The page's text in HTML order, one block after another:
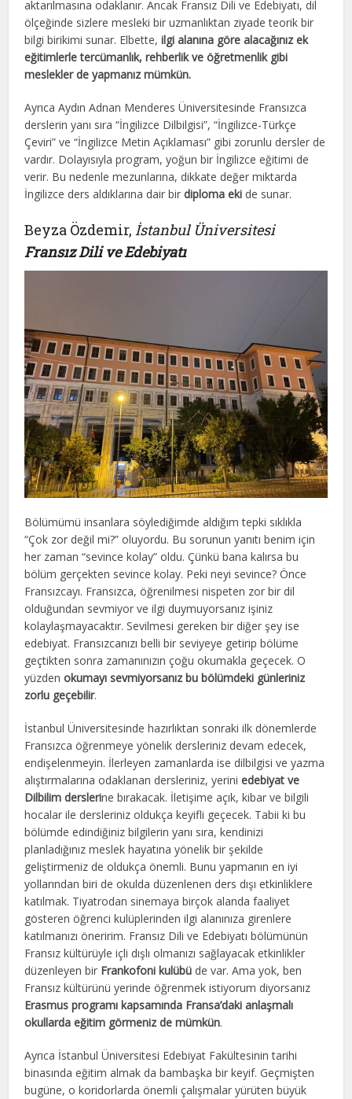
aktarılmasına odaklanır. Ancak Fransız Dili ve Edebiyatı, dil
ölçeğinde sizlere mesleki bir uzmanlıktan ziyade teorik bir
bilgi birikimi sunar. Elbette,ilgi alanına göre alacağınız ek
eğitimlerle tercümanlık, rehberlik ve öğretmenlik gibi
meslekler de yapmanız mümkün.
Ayrıca Aydın Adnan Menderes Üniversitesinde Fransızca
derslerin yanı sıra “İngilizce Dilbilgisi”, “İngilizce-Türkçe
Çeviri” ve “İngilizce Metin Açıklaması” gibi zorunlu dersler de
vardır. Dolayısıyla program, yoğun bir İngilizce eğitimi de
verir. Bu nedenle mezunlarına, dikkate değer miktarda
İngilizce ders aldıklarına dair birdiploma eki de sunar.
Beyza Özdemir,İstanbul Üniversitesi
Fransız Dili ve Edebiyatı
Bölümümü insanlara söylediğimde aldığım tepki sıklıkla
“Çok zor değil mi?” oluyordu. Bu sorunun yanıtı benim için
her zaman “sevince kolay” oldu. Çünkü bana kalırsa bu
bölüm gerçekten sevince kolay. Peki neyi sevince? Önce
Fransızcayı. Fransızca, öğrenilmesi nispeten zor bir dil
olduğundan sevmiyor ve ilgi duymuyorsanız işiniz
kolaylaşmayacaktır. Sevilmesi gereken bir diğer şey ise
edebiyat. Fransızcanızı belli bir seviyeye getirip bölüme
geçtikten sonra zamanınızın çoğu okumakla geçecek. O
yüzdenokumayı sevmiyorsanız bu bölümdeki günleriniz
zorlu geçebilir.
İstanbul Üniversitesinde hazırlıktan sonraki ilk dönemlerde
Fransızca öğrenmeye yönelik dersleriniz devam edecek,
endişelenmeyin. İlerleyen zamanlarda ise dilbilgisi ve yazma
alıştırmalarına odaklanan dersleriniz, yeriniedebiyat ve
Dilbilim derslerine bırakacak. İletişime açık, kibar ve bilgili
hocalar ile dersleriniz oldukça keyifli geçecek. Tabii ki bu
bölümde edindiğiniz bilgilerin yanı sıra, kendinizi
planladığınız meslek hayatına yönelik bir şekilde
geliştirmeniz de oldukça önemli. Bunu yapmanın en iyi
yollarından biri de okulda düzenlenen ders dışı etkinliklere
katılmak. Tiyatrodan sinemaya birçok alanda faaliyet
gösteren öğrenci kulüplerinden ilgi alanınıza girenlere
katılmanızı öneririm. Fransız Dili ve Edebiyatı bölümünün
Fransız kültürüyle içli dışlı olmanızı sağlayacak etkinlikler
düzenleyen bir Frankofoni kulübü de var. Ama yok, ben
Fransız kültürünü yerinde öğrenmek istiyorum diyorsanız
Erasmus programı kapsamında Fransa’daki anlaşmalı
okullarda eğitim görmeniz de mümkün.
Ayrıca İstanbul Üniversitesi Edebiyat Fakültesinin tarihi
binasında eğitim almak da bambaşka bir keyif. Geçmişten
bugüne, o koridorlarda önemli çalışmalar yürüten büyük